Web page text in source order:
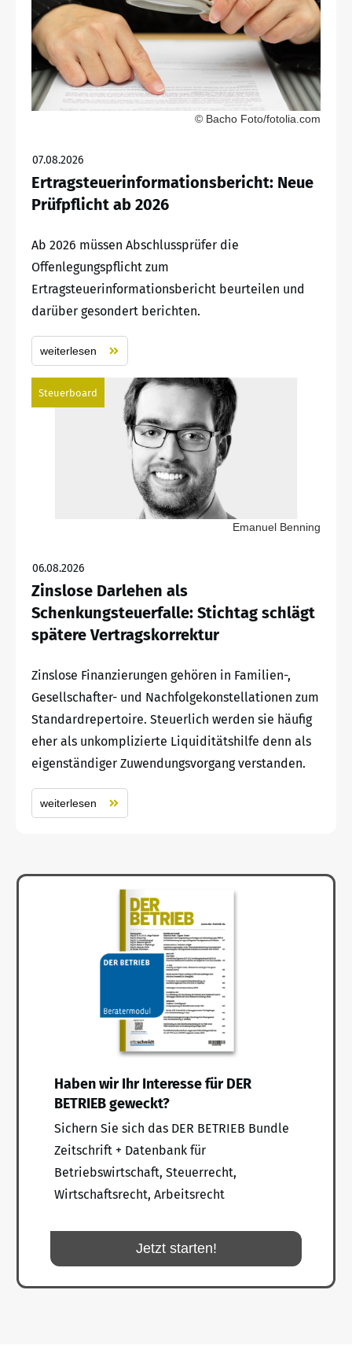
© Bacho Foto/fotolia.com
07.08.2026
Ertragsteuerinformationsbericht: Neue
Prüfpflicht ab 2026
Ab 2026 müssen Abschlussprüfer die
Offenlegungspflicht zum
Ertragsteuerinformationsbericht beurteilen und
darüber gesondert berichten.
weiterlesen
Steuerboard
Emanuel Benning
06.08.2026
Zinslose Darlehen als
Schenkungsteuerfalle: Stichtag schlägt
spätere Vertragskorrektur
Zinslose Finanzierungen gehören in Familien-,
Gesellschafter- und Nachfolgekonstellationen zum
Standardrepertoire. Steuerlich werden sie häufig
eher als unkomplizierte Liquiditätshilfe denn als
eigenständiger Zuwendungsvorgang verstanden.
weiterlesen
Haben wir Ihr Interesse für DER
BETRIEB geweckt?
Sichern Sie sich das DER BETRIEB Bundle
Zeitschrift + Datenbank für
Betriebswirtschaft, Steuerrecht,
Wirtschaftsrecht, Arbeitsrecht
Jetzt starten!